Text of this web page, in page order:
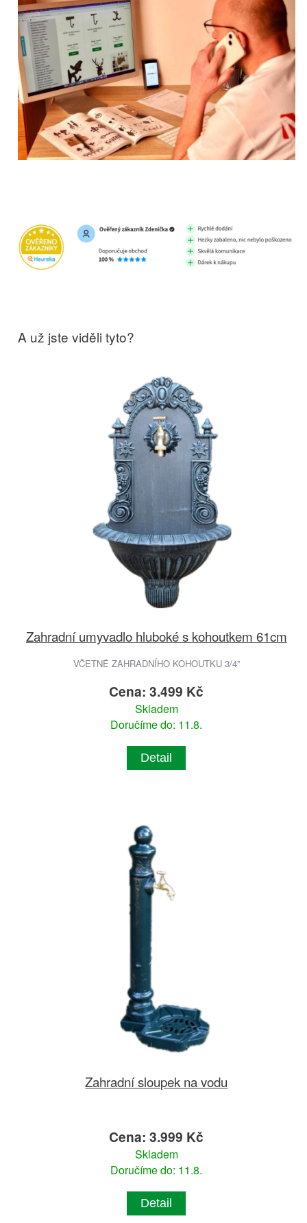
A už jste viděli tyto?
Zahradní umyvadlo hluboké s kohoutkem 61cm
VČETNĚ ZAHRADNÍHO KOHOUTKU 3/4”
Cena: 3.499 Kč
Skladem
Doručíme do: 11.8.
Detail
Zahradní sloupek na vodu
Cena: 3.999 Kč
Skladem
Doručíme do: 11.8.
Detail